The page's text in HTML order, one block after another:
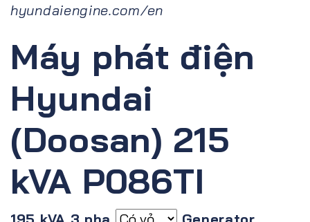
hyundaiengine.com/en
Máy phát điện
Hyundai
(Doosan) 215
kVA P086TI